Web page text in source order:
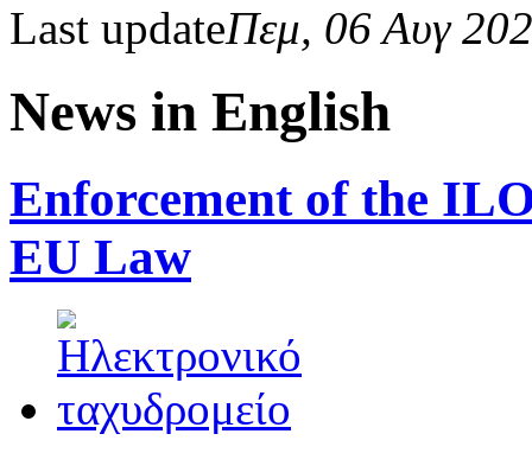
Last updateΠεμ, 06 Αυγ
News in English
Enforcement of the
EU Law